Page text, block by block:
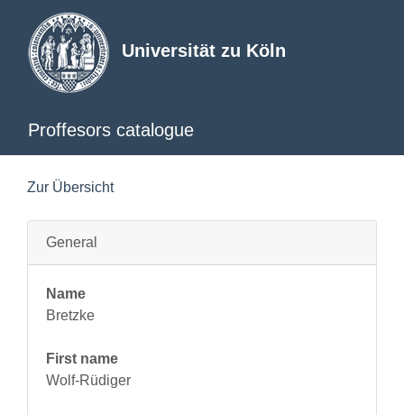
Universität zu Köln
Proffesors catalogue
Zur Übersicht
General
Name
Bretzke
First name
Wolf-Rüdiger